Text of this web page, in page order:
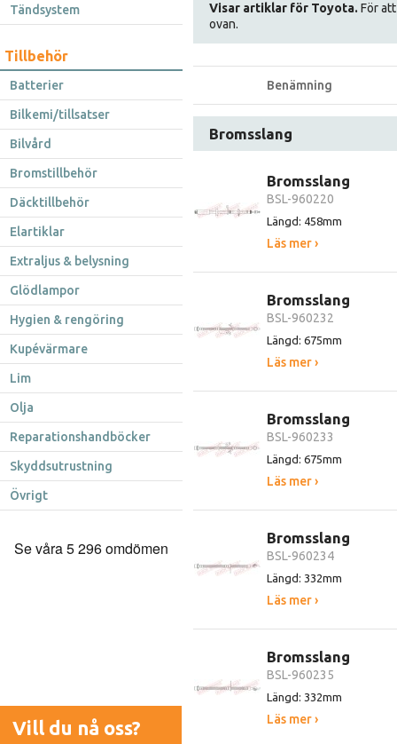
Tändsystem
Tillbehör
Batterier
Bilkemi/tillsatser
Bilvård
Bromstillbehör
Däcktillbehör
Elartiklar
Extraljus & belysning
Glödlampor
Hygien & rengöring
Kupévärmare
Lim
Olja
Reparationshandböcker
Skyddsutrustning
Övrigt
Vill du nå oss?
Visar artiklar för Toyota. För
ovan.
Benämning
Bromsslang
Bromsslang
BSL-960220
Längd: 458mm
Läs mer ›
Bromsslang
BSL-960232
Längd: 675mm
Läs mer ›
Bromsslang
BSL-960233
Längd: 675mm
Läs mer ›
Bromsslang
BSL-960234
Längd: 332mm
Läs mer ›
Bromsslang
BSL-960235
Längd: 332mm
Läs mer ›